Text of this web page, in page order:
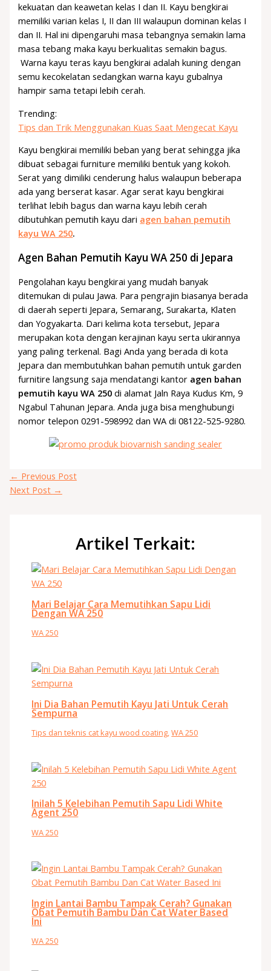
kekuatan dan keawetan kelas I dan II. Kayu bengkirai
memiliki varian kelas I, II dan III walaupun dominan kelas I
dan II. Hal ini dipengaruhi masa tebangnya semakin lama
masa tebang maka kayu berkualitas semakin bagus.
Warna kayu teras kayu bengkirai adalah kuning dengan
semu kecokelatan sedangkan warna kayu gubalnya
hampir sama tetapi lebih cerah.
Trending:
Tips dan Trik Menggunakan Kuas Saat Mengecat Kayu
Kayu bengkirai memiliki beban yang berat sehingga jika
dibuat sebagai furniture memiliki bentuk yang kokoh.
Serat yang dimiliki cenderung halus walaupun beberapa
ada yang berserat kasar. Agar serat kayu bengkirai
terlihat lebih bagus dan warna kayu lebih cerah
dibutuhkan pemutih kayu dari agen bahan pemutih
kayu WA 250.
Agen Bahan Pemutih Kayu WA 250 di Jepara
Pengolahan kayu bengkirai yang mudah banyak
ditemukan di pulau Jawa. Para pengrajin biasanya berada
di daerah seperti Jepara, Semarang, Surakarta, Klaten
dan Yogyakarta. Dari kelima kota tersebut, Jepara
merupakan kota dengan kerajinan kayu serta ukirannya
yang paling terkenal. Bagi Anda yang berada di kota
Jepara dan membutuhkan bahan pemutih untuk garden
furnitire langsung saja mendatangi kantor agen bahan
pemutih kayu WA 250di alamat Jaln Raya Kudus Km, 9
Ngabul Tahunan Jepara. Anda juga bisa menghubungi
nomor telepon 0291-598992 dan WA di 08122-525-9280.
← Previous Post
Next Post →
Artikel Terkait:
Mari Belajar Cara Memutihkan Sapu Lidi
Dengan WA 250
WA 250
Ini Dia Bahan Pemutih Kayu Jati Untuk Cerah
Sempurna
Tips dan teknis cat kayu wood coating,WA 250
Inilah 5 Kelebihan Pemutih Sapu Lidi White
Agent 250
WA 250
Ingin Lantai Bambu Tampak Cerah? Gunakan
Obat Pemutih Bambu Dan Cat Water Based
Ini
WA 250